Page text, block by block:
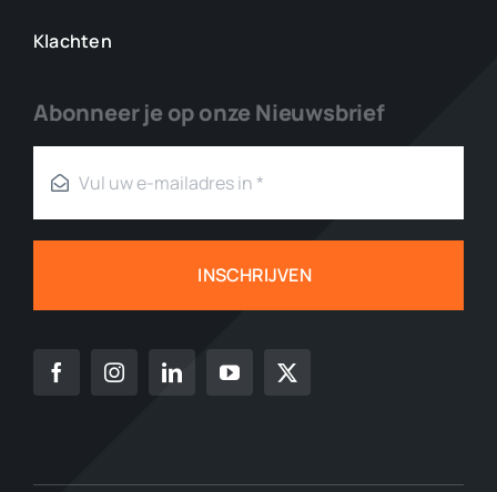
Klachten
Abonneer je op onze Nieuwsbrief
INSCHRIJVEN